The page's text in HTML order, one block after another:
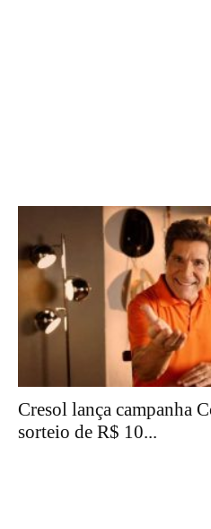
Cresol lança campanha
sorteio de R$ 10...